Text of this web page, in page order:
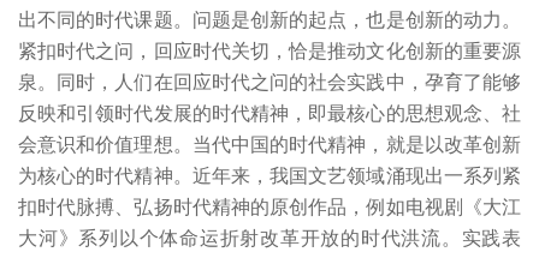
出不同的时代课题。问题是创新的起点，也是创新的动力。
紧扣时代之问，回应时代关切，恰是推动文化创新的重要源
泉。同时，人们在回应时代之问的社会实践中，孕育了能够
反映和引领时代发展的时代精神，即最核心的思想观念、社
会意识和价值理想。当代中国的时代精神，就是以改革创新
为核心的时代精神。近年来，我国文艺领域涌现出一系列紧
扣时代脉搏、弘扬时代精神的原创作品，例如电视剧《大江
大河》系列以个体命运折射改革开放的时代洪流。实践表